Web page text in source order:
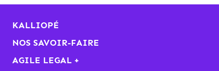
KALLIOPÉ
NOS SAVOIR-FAIRE
AGILE LEGAL +